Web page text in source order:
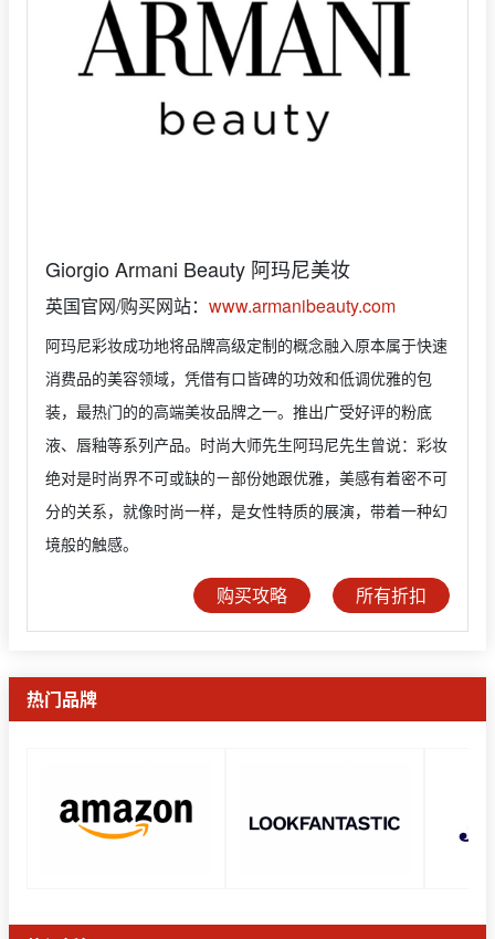
Giorgio Armani Beauty 阿玛尼美妆
英国官网/购买网站： www.armanibeauty.com
阿玛尼彩妆成功地将品牌高级定制的概念融入原本属于快速
消费品的美容领域，凭借有口皆碑的功效和低调优雅的包
装，最热门的的高端美妆品牌之一。推出广受好评的粉底
液、唇釉等系列产品。时尚大师先生阿玛尼先生曾说：彩妆
绝对是时尚界不可或缺的ㄧ部份她跟优雅，美感有着密不可
分的关系，就像时尚一样，是女性特质的展演，带着一种幻
境般的触感。
购买攻略 所有折扣
热门品牌